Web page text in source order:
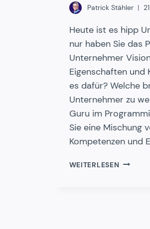
Patrick Stähler
Heute ist es hipp
nur haben Sie das
Unternehmer
Eigenschaften und
es dafür? Welche
Unternehmer zu
Guru im
Sie eine Mischung
Kompetenzen und
WEITERLESENHABEN